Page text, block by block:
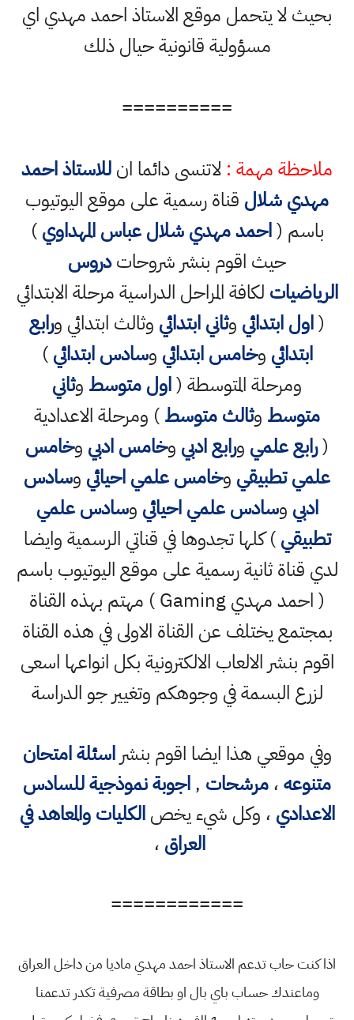
بحيث لا يتحمل موقع الاستاذ احمد مهدي اي
مسؤولية قانونية حيال ذلك
==========
ملاحظة مهمة : لاتنسى دائما انللاستاذ احمد
مهدي شلال قناة رسمية على موقع اليوتيوب
باسم (احمد مهدي شلال عباس المهداوي)
حيث اقوم بنشر شروحاتدروس
الرياضيات لكافة المراحل الدراسية مرحلة الابتدائي
(اول ابتدائي وثاني ابتدائي وثالث ابتدائي ورابع
ابتدائي وخامس ابتدائي وسادس ابتدائي)
ومرحلة المتوسطة (اول متوسط وثاني
متوسط وثالث متوسط) ومرحلة الاعدادية
(رابع علمي ورابع ادبي وخامس ادبي وخامس
علمي تطبيقي وخامس علمي احيائي وسادس
ادبي وسادس علمي احيائي وسادس علمي
تطبيقي) كلها تجدوها في قناتي الرسمية وايضا
لدي قناة ثانية رسمية على موقع اليوتيوب باسم
( احمد مهدي Gaming ) مهتم بهذه القناة
بمجتمع يختلف عن القناة الاولى في هذه القناة
اقوم بنشر الالعاب الالكترونية بكل انواعها اسعى
لزرع البسمة في وجوهكم وتغيير جو الدراسة
وفي موقعي هذا ايضا اقوم بنشراسئلة امتحان
متنوعه،مرشحات ,اجوبة نموذجية للسادس
الاعدادي ، وكل شيء يخصالكليات والمعاهد في
العراق ،
============
اذا كنت حاب تدعم الاستاذ احمد مهدي ماديا من داخل العراق
وماعندك حساب باي بال او بطاقة مصرفية تكدر تدعمنا